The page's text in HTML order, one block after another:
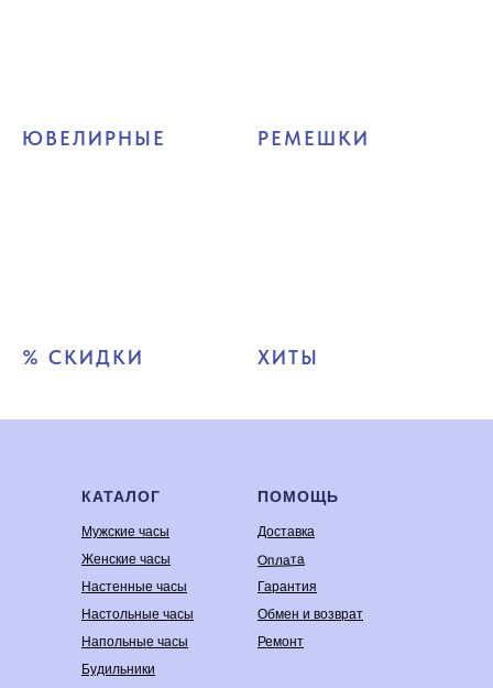
ЮВЕЛИРНЫЕ РЕМЕШКИ
% СКИДКИ ХИТЫ
КАТАЛОГ
Мужские часы
Женские часы
Настенные часы
Настольные часы
Напольные часы
Будильники
ПОМОЩЬ
Доставка
Оплата
Гарантия
Обмен и возврат
Ремонт